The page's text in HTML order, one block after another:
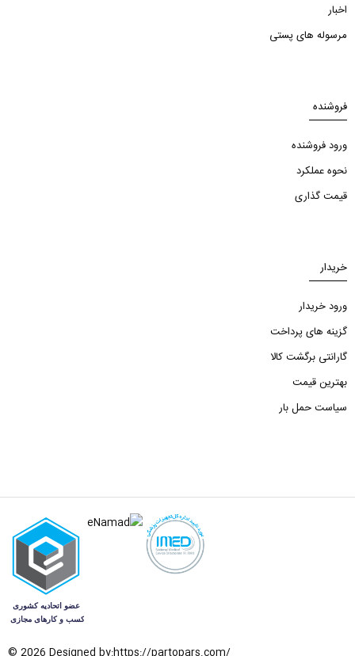
اخبار
مرسوله های پستی
فروشنده
ورود فروشنده
نحوه عملکرد
قیمت گذاری
خریدار
ورود خریدار
گزینه های پرداخت
گارانتی برگشت کالا
بهترین قیمت
سیاست حمل بار
© 2026 Designed by:https://partopars.com/